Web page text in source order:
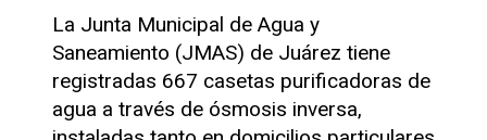
La Junta Municipal de Agua y
Saneamiento (JMAS) de Juárez tiene
registradas 667 casetas purificadoras de
agua a través de ósmosis inversa,